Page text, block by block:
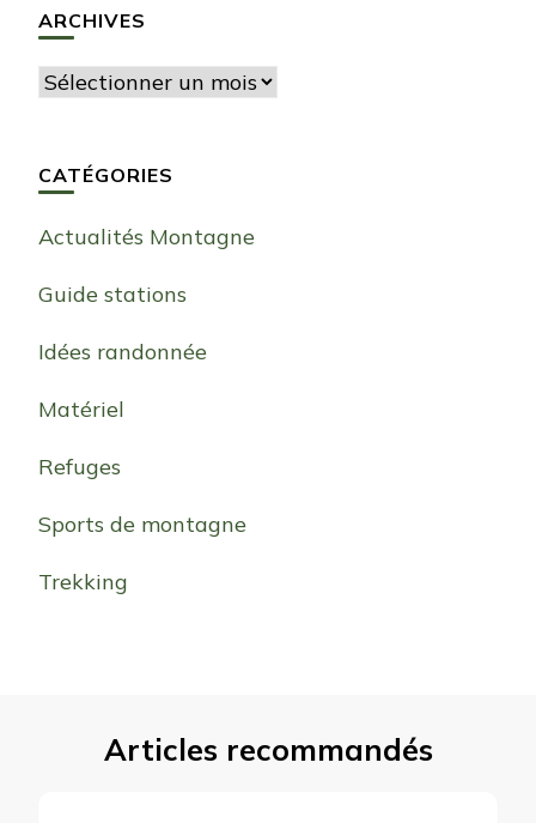
ARCHIVES
Archives
CATÉGORIES
Actualités Montagne
Guide stations
Idées randonnée
Matériel
Refuges
Sports de montagne
Trekking
Articles recommandés